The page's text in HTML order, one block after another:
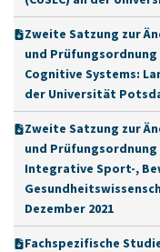
Zweite Satzung zur
und
Cognitive Systems:
der Universität
Zweite Satzung zur
und
Integrative Sport-,
Dezember 2021
Fachspezifische